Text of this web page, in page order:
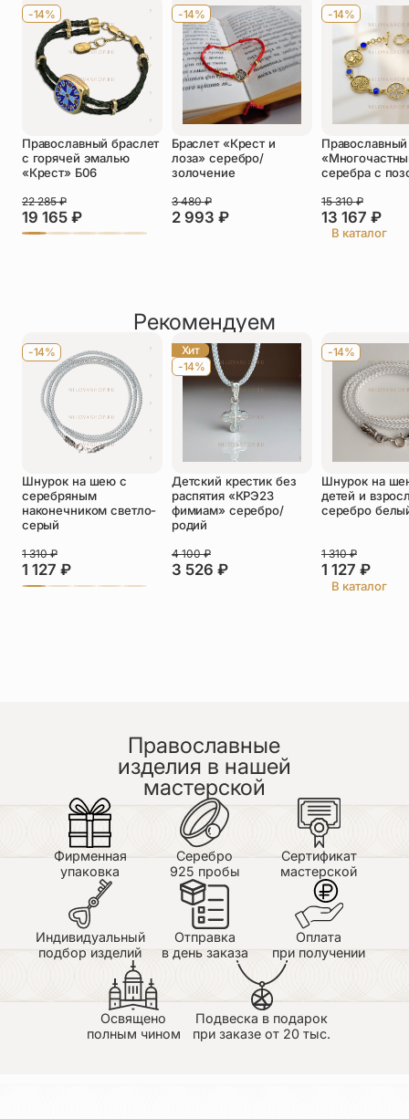
Телефон*
Отзыв*
Прикрепить фото
Оставить отзыв
Подтверждаю свое согласие с
политикой конфиденциальностии даю
согласие на обработку персональных
данных
Анна
30.06.2026
-14%
Православный браслет
с горячей эмалью
«Крест» Б06
19 165 ₽
22 285₽
-14%
Браслет «Крест и
лоза» серебро/
золочение
2 993 ₽
3 480₽
-14%
серебра с
13 167 ₽
15 310₽
В каталог
Рекомендуем
-14%
Шнурок на шею с
серебряным
наконечником светло-
серый
1 127 ₽
1 310₽
Хит
-14%
Детский крестик без
распятия «КРЭ23
фимиам» серебро/
родий
3 526 ₽
4 100₽
-14%
Шнурок на
детей и
серебро
1 127 ₽
1 310₽
В каталог
Православные
изделия в нашей
мастерской
Фирменная
упаковка
Серебро
925 пробы
Сертификат
мастерской
Индивидуальный
подбор изделий
Отправка
в день заказа
Оплата
при получении
Освящено
полным чином
Подвеска в подарок
при заказе от 20 тыс.